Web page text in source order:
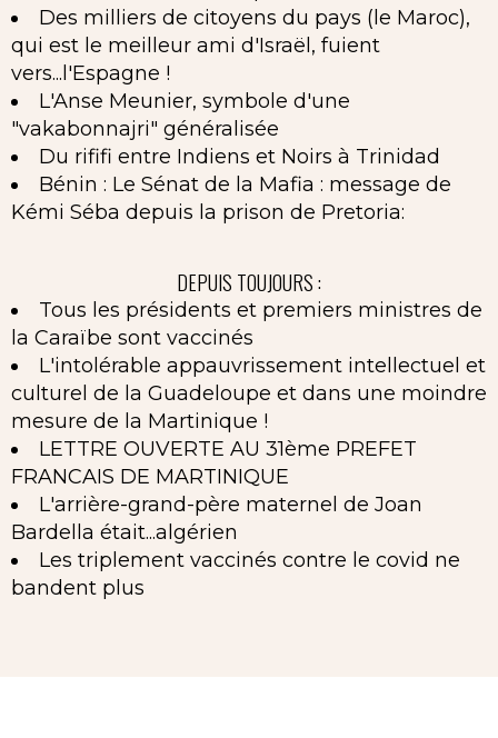
Des milliers de citoyens du pays (le Maroc),
qui est le meilleur ami d'Israël, fuient
vers...l'Espagne !
L'Anse Meunier, symbole d'une
"vakabonnajri" généralisée
Du rififi entre Indiens et Noirs à Trinidad
Bénin : Le Sénat de la Mafia : message de
Kémi Séba depuis la prison de Pretoria:
DEPUIS TOUJOURS :
Tous les présidents et premiers ministres de
la Caraïbe sont vaccinés
L'intolérable appauvrissement intellectuel et
culturel de la Guadeloupe et dans une moindre
mesure de la Martinique !
LETTRE OUVERTE AU 31ème PREFET
FRANCAIS DE MARTINIQUE
L'arrière-grand-père maternel de Joan
Bardella était...algérien
Les triplement vaccinés contre le covid ne
bandent plus